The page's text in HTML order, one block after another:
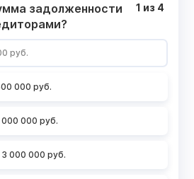
задолженности
руб.
000 руб.
000 000 руб.
3 000 000 руб.
1 из 4